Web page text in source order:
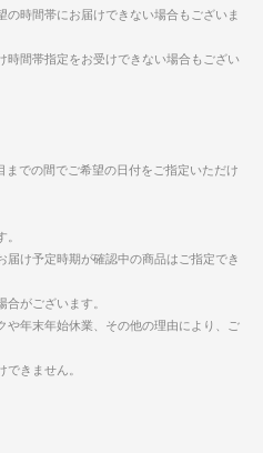
時間帯にお届けできない場合もございま
時間帯指定をお受けできない場合もござい
での間でご希望の日付をご指定いただけ
け予定時期が確認中の商品はご指定でき
がございます。
年末年始休業、その他の理由により、ご
できません。